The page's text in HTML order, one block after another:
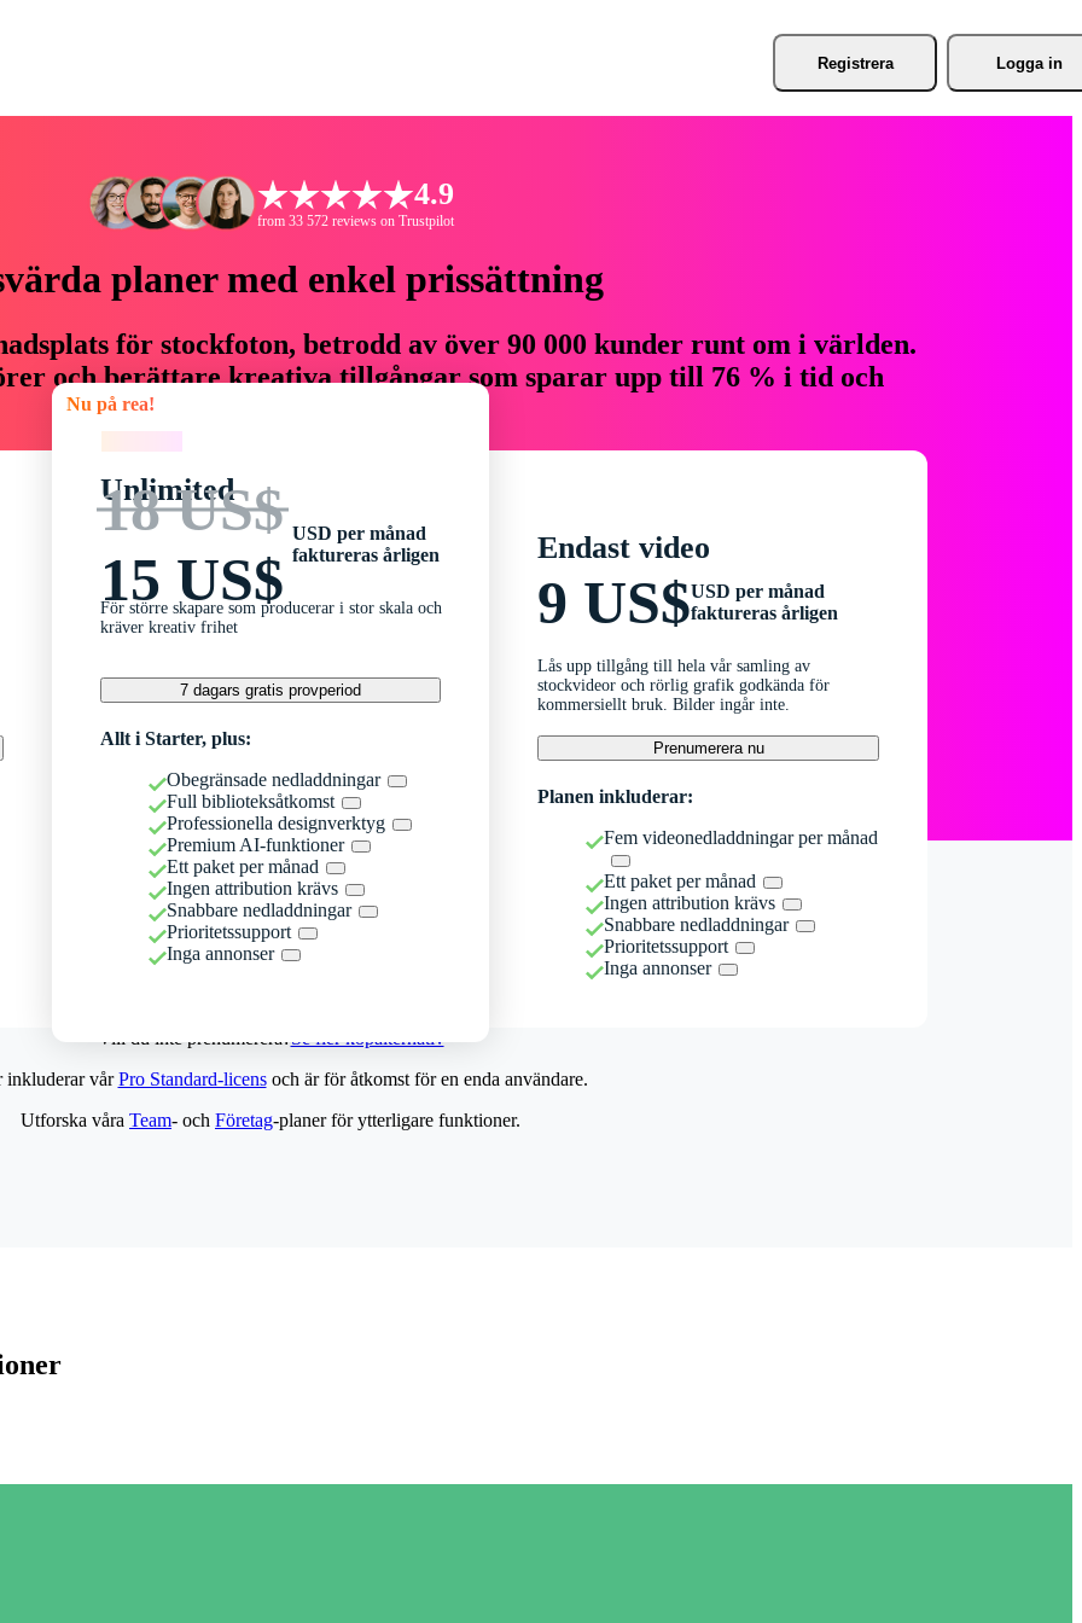
Registrera Logga in
4.9
from 33 572 reviews on Trustpilot
planer med enkel prissättning
för stockfoton, betrodd av över 90 000 kunder runt om i världen.
och berättare kreativa tillgångar som sparar upp till 76 % i tid och
Nu på rea!
Unlimited
18 US$
15 US$
USD per månad
faktureras årligen
För större skapare som producerar i stor skala och
kräver kreativ frihet
7 dagars gratis provperiod
Allt i Starter, plus:
Obegränsade nedladdningar
Full biblioteksåtkomst
Professionella designverktyg
Premium AI-funktioner
Ett paket per månad
Ingen attribution krävs
Snabbare nedladdningar
Prioritetssupport
Inga annonser
Endast video
9 US$USD per månad
faktureras årligen
Lås upp tillgång till hela vår samling av
stockvideor och rörlig grafik godkända för
kommersiellt bruk. Bilder ingår inte.
Prenumerera nu
Planen inkluderar:
Fem videonedladdningar per månad
Ett paket per månad
Ingen attribution krävs
Snabbare nedladdningar
Prioritetssupport
Inga annonser
Vill du inte prenumerera?Se fler köpalternativ
inkluderar vårPro Standard-licensoch är för åtkomst för en enda användare.
Utforska våra Team- och Företag-planer för ytterligare funktioner.